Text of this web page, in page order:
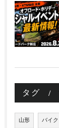
タグ
山形 バイク